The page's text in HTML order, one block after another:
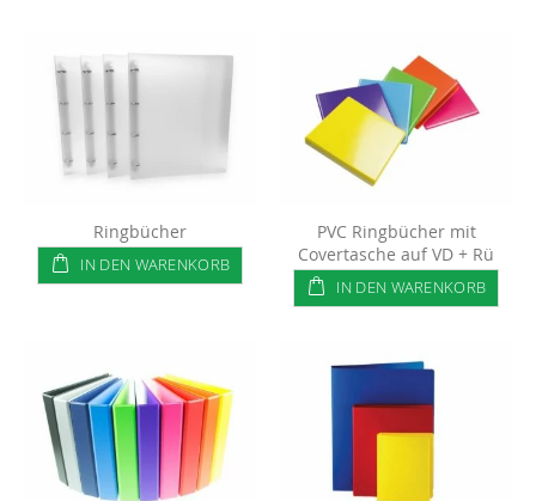
Ringbücher
IN DEN WARENKORB
PVC Ringbücher mit
Covertasche auf VD + Rü
IN DEN WARENKORB